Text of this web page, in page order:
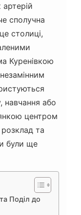
сполучна
столиці,
Куренівкою
навчання або
центром
та
були ще
Поділ до